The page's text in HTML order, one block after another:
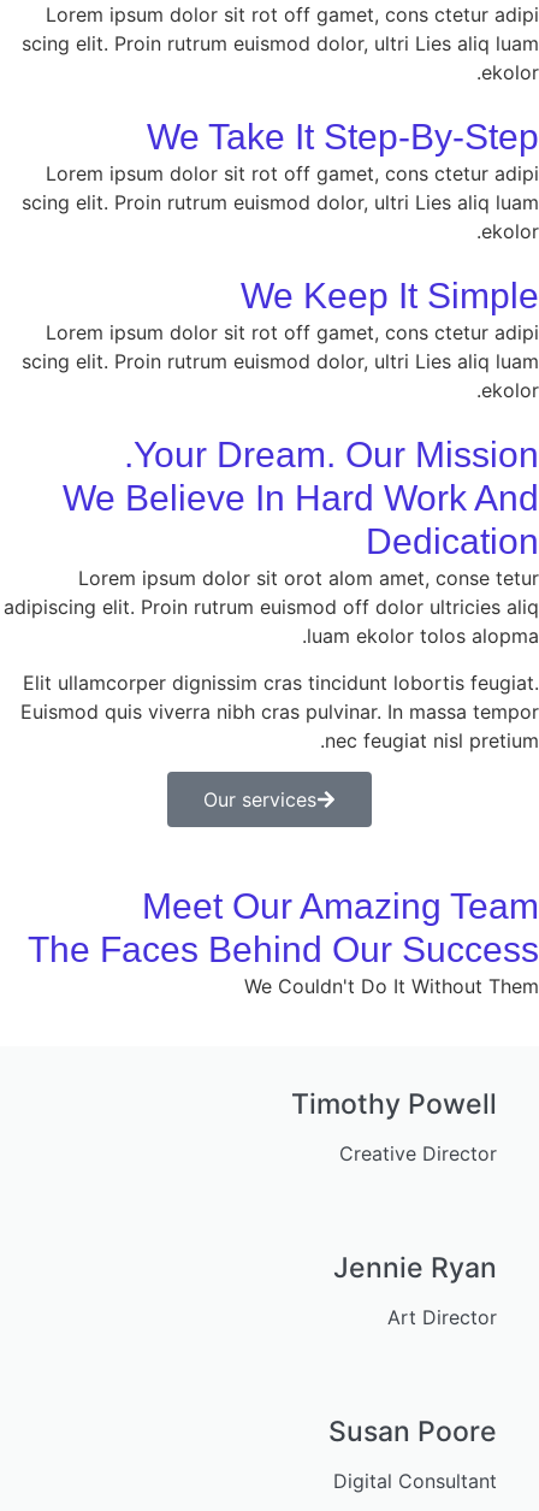
Lorem ipsum dolor sit rot off gamet, cons ctetur adipi
scing elit. Proin rutrum euismod dolor, ultri Lies aliq luam
ekolor.
We Take It Step-By-Step
Lorem ipsum dolor sit rot off gamet, cons ctetur adipi
scing elit. Proin rutrum euismod dolor, ultri Lies aliq luam
ekolor.
We Keep It Simple
Lorem ipsum dolor sit rot off gamet, cons ctetur adipi
scing elit. Proin rutrum euismod dolor, ultri Lies aliq luam
ekolor.
Your Dream. Our Mission.
We Believe In Hard Work And
Dedication
Lorem ipsum dolor sit orot alom amet, conse tetur
adipiscing elit. Proin rutrum euismod off dolor ultricies aliq
luam ekolor tolos alopma.
Elit ullamcorper dignissim cras tincidunt lobortis feugiat.
Euismod quis viverra nibh cras pulvinar. In massa tempor
nec feugiat nisl pretium.
Our services
Meet Our Amazing Team
The Faces Behind Our Success
We Couldn't Do It Without Them
Timothy Powell
Creative Director
Jennie Ryan
Art Director
Susan Poore
Digital Consultant